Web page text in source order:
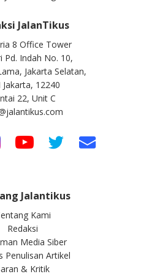
JalanTikus
8 Office Tower
Pd. Indah No. 10,
Jakarta Selatan,
Jakarta, 12240
22, Unit C
Jalantikus
Kami
Redaksi
Media Siber
Penulisan Artikel
& Kritik